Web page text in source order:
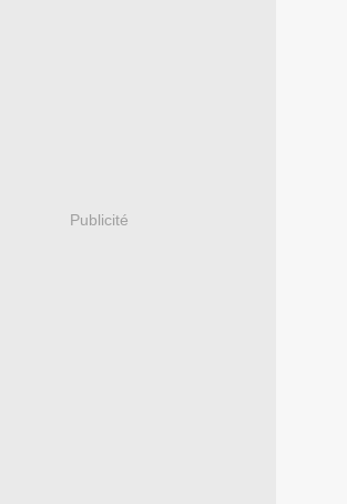
Publicité